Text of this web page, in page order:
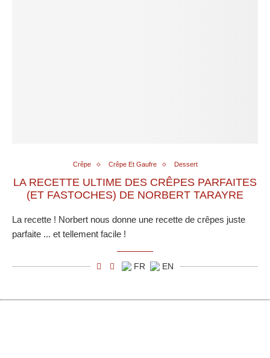
Crêpe Crêpe Et Gaufre Dessert
LA RECETTE ULTIME DES CRÊPES PARFAITES
(ET FASTOCHES) DE NORBERT TARAYRE
La recette ! Norbert nous donne une recette de crêpes juste
parfaite ... et tellement facile !
FR EN